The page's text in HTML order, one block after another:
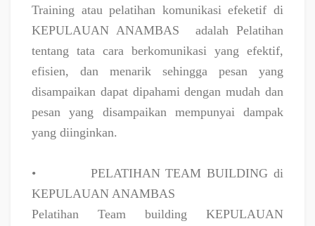
Training atau pelatihan komunikasi efeketif di
KEPULAUAN ANAMBAS
adalah Pelatihan
tentang tata cara berkomunikasi yang efektif,
efisien, dan menarik sehingga pesan yang
disampaikan dapat dipahami dengan mudah dan
pesan yang disampaikan mempunyai dampak
yang diinginkan.
•
PELATIHAN TEAM BUILDING di
KEPULAUAN ANAMBAS
Pelatihan Team building KEPULAUAN